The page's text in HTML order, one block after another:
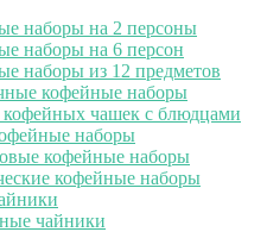
наборы на 2 персоны
наборы на 6 персон
наборы из 12 предметов
кофейные наборы
чашек с блюдцами
наборы
кофейные наборы
кофейные наборы
чайники